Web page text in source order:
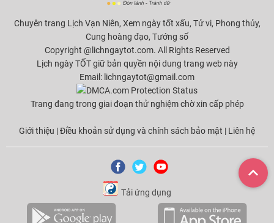
Chuyên trang Lịch Vạn Niên, Xem ngày tốt xấu, Tử vi, Phong thủy,
Cung hoàng đạo, Tướng số
Copyright @lichngaytot.com. All Rights Reserved
Lịch ngày TỐT giữ bản quyền nội dung trang web này
Email: lichngaytot@gmail.com
Trang đang trong giai đoạn thử nghiệm chờ xin cấp phép
Giới thiệu |Điều khoản sử dụng và chính sách bảo mật | Liên hệ
Tải ứng dụng